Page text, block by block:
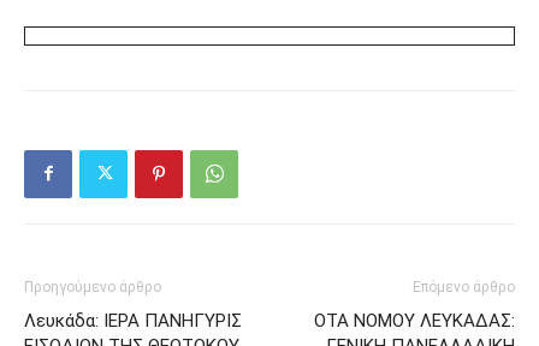
Προηγούμενο άρθρο
Λευκάδα: ΙΕΡΑ ΠΑΝΗΓΥΡΙΣ
Επόμενο άρθρο
ΟΤΑ ΝΟΜΟΥ ΛΕΥΚΑΔΑΣ: